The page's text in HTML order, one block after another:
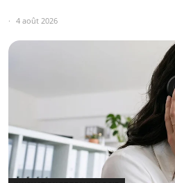
4 août 2026